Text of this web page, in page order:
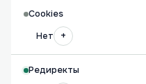
Cookies
Нет
+
Редиректы